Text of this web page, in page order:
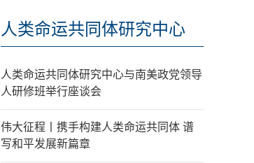
人类命运共同体研究中心
人类命运共同体研究中心与南美政党领导
人研修班举行座谈会
伟大征程丨携手构建人类命运共同体 谱
写和平发展新篇章